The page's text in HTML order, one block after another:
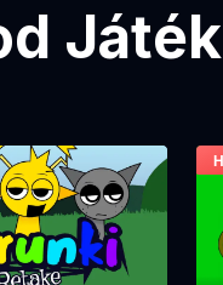
Játék